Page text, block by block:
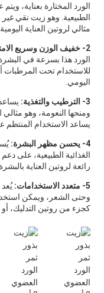
الورد المختارة بعناية،
الطبيعية. وهو زيت نقي غير
مثالي لروتين العناية
2- خفيف الوزن وسريع الامتصاص:
الورد هذا بسرعة في
للاستخدام تحت المرطبات
اليومي.
3- الترطيب والتغذية:
ومنحها النعومة، وهو
يساعد الاستخدام
4- يحسن مظهر البشرة:
الغذائية الطبيعية، على
رائعة لروتين العناية
5- متعدد الاستخدامات:
يُعد
وحتى الشعر، ويمكن
كجزء من روتين التدليك، أو